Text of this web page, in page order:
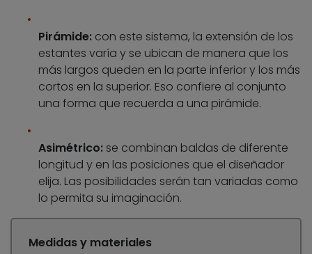
Pirámide: con este sistema, la extensión de los
estantes varía y se ubican de manera que los
más largos queden en la parte inferior y los más
cortos en la superior. Eso confiere al conjunto
una forma que recuerda a una pirámide.
Asimétrico: se combinan baldas de diferente
longitud y en las posiciones que el diseñador
elija. Las posibilidades serán tan variadas como
lo permita su imaginación.
Medidas y materiales